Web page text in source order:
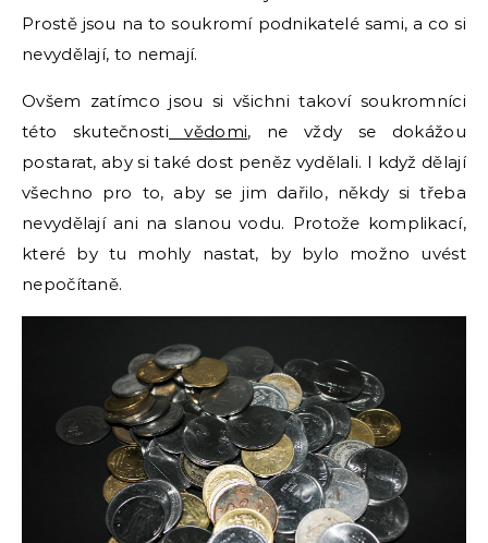
Prostě jsou na to soukromí podnikatelé sami, a co si
nevydělají, to nemají.
Ovšem zatímco jsou si všichni takoví soukromníci
této skutečnosti vědomi, ne vždy se dokážou
postarat, aby si také dost peněz vydělali. I když dělají
všechno pro to, aby se jim dařilo, někdy si třeba
nevydělají ani na slanou vodu. Protože komplikací,
které by tu mohly nastat, by bylo možno uvést
nepočítaně.